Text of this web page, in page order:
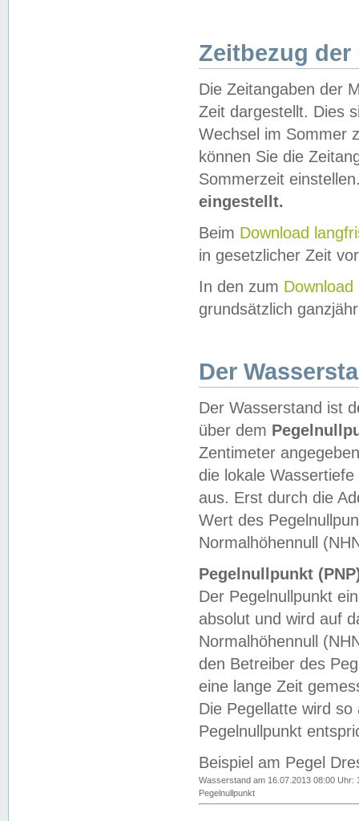
Zeitbezug der
Die Zeitangaben der
Zeit dargestellt. Dies
Wechsel im Sommer
können Sie die
Sommerzeit
eingestellt.
Beim Download
in gesetzlicher Zeit
In den zum Download
grundsätzlich
Der
Der Wasserstand ist
über dem
Zentimeter
die lokale
aus. Erst durch die
Wert des
Normalhöhennull
Pegelnullpunkt
Der Pegelnullpunkt
absolut und wird auf
Normalhöhennull
den Betreiber des
eine lange Zeit
Die Pegellatte wird
Pegelnullpunkt
Beispiel am Pegel
Wasserstand am 16.07.2013 08:00 Uhr:
Pegelnullpunkt